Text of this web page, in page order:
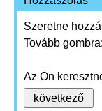
Szeretne
Tovább gombra:
Az Ön